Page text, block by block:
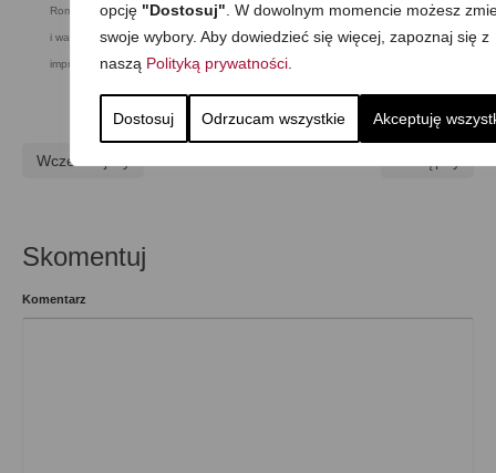
opcję "Dostosuj" . W dowolnym momencie możesz
swoje wybory. Aby dowiedzieć się więcej, zapoznaj się z
naszą Polityką prywatności.
Dostosuj Odrzucam wszystkie Akceptuję
Romantyczny posiłek,Składnik: drób,Składnik: jajka i nabiał,Składnik: owoce
i warzywa ,Składnik: wieprzowina,Składnik: wołowina,Sylwester i inne
imprezowe,Zapiekanki i dania z piekarnika
Wcześniejszy
Skomentuj
Komentarz